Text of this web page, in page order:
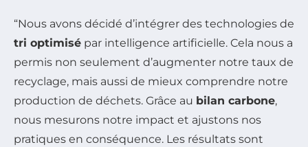
“Nous avons décidé d’intégrer des technologies de
tri optimisé par intelligence artificielle. Cela nous a
permis non seulement d’augmenter notre taux de
recyclage, mais aussi de mieux comprendre notre
production de déchets. Grâce au bilan carbone,
nous mesurons notre impact et ajustons nos
pratiques en conséquence. Les résultats sont